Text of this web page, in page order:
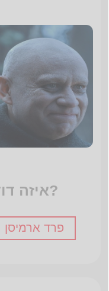
איזה דודם פסטר אתה אוהב?
פרד ארמיסן